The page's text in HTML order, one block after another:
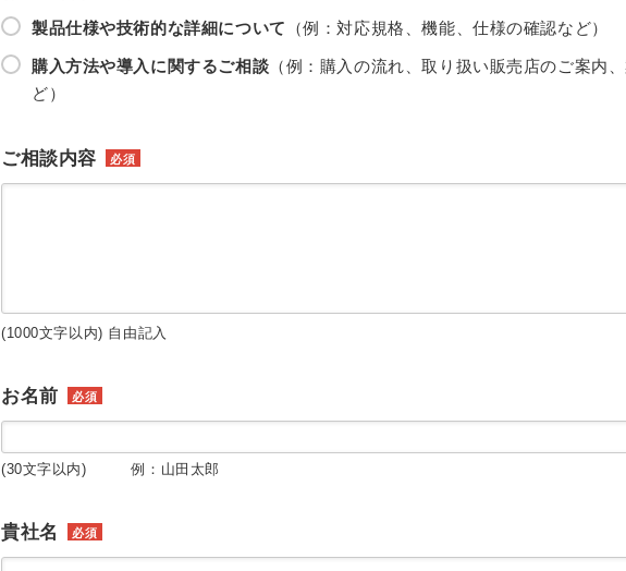
製品仕様や技術的な詳細について （例：対応規格、機能、仕様の確認など）
購入方法や導入に関するご相談 （例：購入の流れ、取り扱い販売店のご案内
ど）
ご相談内容 必須
(1000文字以内) 自由記入
お名前 必須
(30文字以内) 例：山田太郎
貴社名 必須